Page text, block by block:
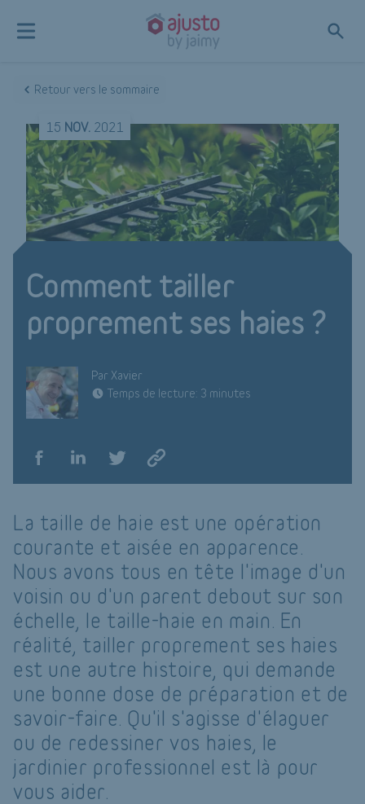
Retour vers le sommaire
15 NOV. 2021
Comment tailler
proprement ses haies ?
Par Xavier
Temps de lecture: 3 minutes
La taille de haie est une opération
courante et aisée en apparence.
Nous avons tous en tête l'image d'un
voisin ou d'un parent debout sur son
échelle, le taille-haie en main. En
réalité, tailler proprement ses haies
est une autre histoire, qui demande
une bonne dose de préparation et de
savoir-faire. Qu'il s'agisse d'élaguer
ou de redessiner vos haies, le
jardinier professionnel est là pour
vous aider.